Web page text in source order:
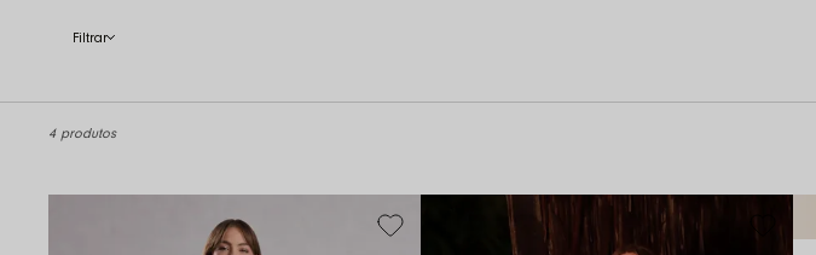
4 produtos